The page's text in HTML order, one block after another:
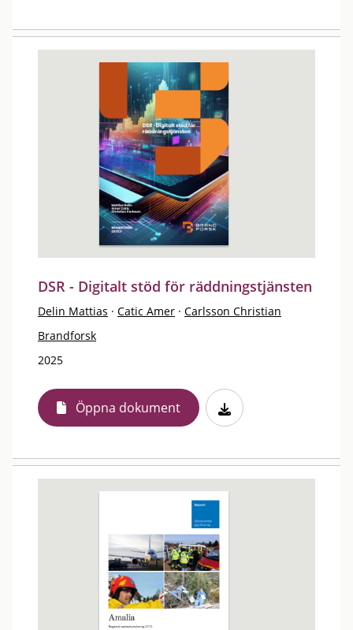
DSR - Digitalt stöd för räddningstjänsten
Delin Mattias · Catic Amer · Carlsson Christian
Brandforsk
2025
Öppna dokument